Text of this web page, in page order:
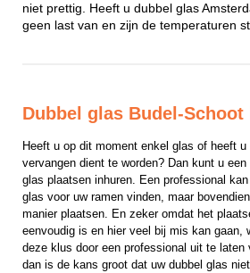
niet prettig. Heeft u dubbel glas
geen last van en zijn de temperaturen
Dubbel glas Budel-Schoot
Heeft u op dit moment enkel glas of heeft
vervangen dient te worden? Dan kunt u een
glas plaatsen inhuren. Een professional
glas voor uw ramen vinden, maar
manier plaatsen. En zeker omdat het
eenvoudig is en hier veel bij mis kan gaan,
deze klus door een professional uit te laten
dan is de kans groot dat uw dubbel glas